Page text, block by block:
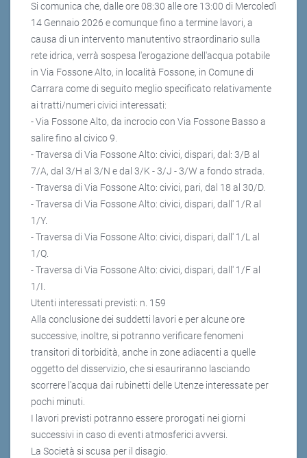
Si comunica che, dalle ore 08:30 alle ore 13:00 di Mercoledì
14 Gennaio 2026 e comunque fino a termine lavori, a
causa di un intervento manutentivo straordinario sulla
rete idrica, verrà sospesa l'erogazione dell'acqua potabile
in Via Fossone Alto, in località Fossone, in Comune di
Carrara come di seguito meglio specificato relativamente
ai tratti/numeri civici interessati:
- Via Fossone Alto, da incrocio con Via Fossone Basso a
salire fino al civico 9.
- Traversa di Via Fossone Alto: civici, dispari, dal: 3/B al
7/A, dal 3/H al 3/N e dal 3/K - 3/J - 3/W a fondo strada.
- Traversa di Via Fossone Alto: civici, pari, dal 18 al 30/D.
- Traversa di Via Fossone Alto: civici, dispari, dall' 1/R al
1/Y.
- Traversa di Via Fossone Alto: civici, dispari, dall' 1/L al
1/Q.
- Traversa di Via Fossone Alto: civici, dispari, dall' 1/F al
1/I.
Utenti interessati previsti: n. 159
Alla conclusione dei suddetti lavori e per alcune ore
successive, inoltre, si potranno verificare fenomeni
transitori di torbidità, anche in zone adiacenti a quelle
oggetto del disservizio, che si esauriranno lasciando
scorrere l'acqua dai rubinetti delle Utenze interessate per
pochi minuti.
I lavori previsti potranno essere prorogati nei giorni
successivi in caso di eventi atmosferici avversi.
La Società si scusa per il disagio.